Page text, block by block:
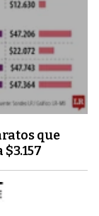
que